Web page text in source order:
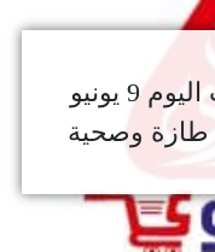
عروض المحلاوى ماركت اليوم 9 يونيو